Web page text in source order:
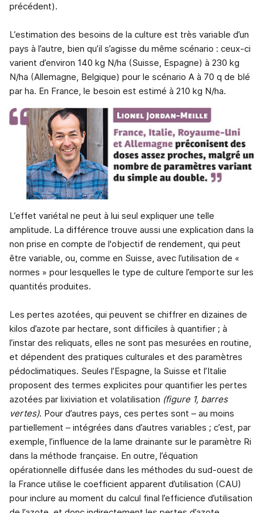
précédent).
L’estimation des besoins de la culture est très variable d’un
pays à l’autre, bien qu’il s’agisse du même scénario : ceux-ci
varient d’environ 140 kg N/ha (Suisse, Espagne) à 230 kg
N/ha (Allemagne, Belgique) pour le scénario A à 70 q de blé
par ha. En France, le besoin est estimé à 210 kg N/ha.
L’effet variétal ne peut à lui seul expliquer une telle
amplitude. La différence trouve aussi une explication dans la
non prise en compte de l'objectif de rendement, qui peut
être variable, ou, comme en Suisse, avec l’utilisation de «
normes » pour lesquelles le type de culture l’emporte sur les
quantités produites.
Les pertes azotées, qui peuvent se chiffrer en dizaines de
kilos d’azote par hectare, sont difficiles à quantifier ; à
l’instar des reliquats, elles ne sont pas mesurées en routine,
et dépendent des pratiques culturales et des paramètres
pédoclimatiques. Seules l’Espagne, la Suisse et l’Italie
proposent des termes explicites pour quantifier les pertes
azotées par lixiviation et volatilisation (figure 1, barres
vertes). Pour d’autres pays, ces pertes sont – au moins
partiellement – intégrées dans d’autres variables ; c’est, par
exemple, l’influence de la lame drainante sur le paramètre Ri
dans la méthode française. En outre, l’équation
opérationnelle diffusée dans les méthodes du sud-ouest de
la France utilise le coefficient apparent d’utilisation (CAU)
pour inclure au moment du calcul final l’efficience d’utilisation